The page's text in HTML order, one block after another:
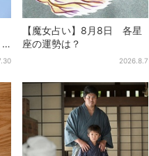
【魔女占い】8月8日 各星
座の運勢は？
2026.8.7